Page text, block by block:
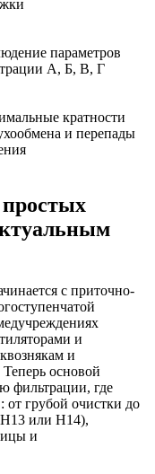
параметров
А, Б, В, Г
кратности
и перепады
с приточно-
и
и
основой
фильтрации, где
от грубой очистки до
или H14),
и